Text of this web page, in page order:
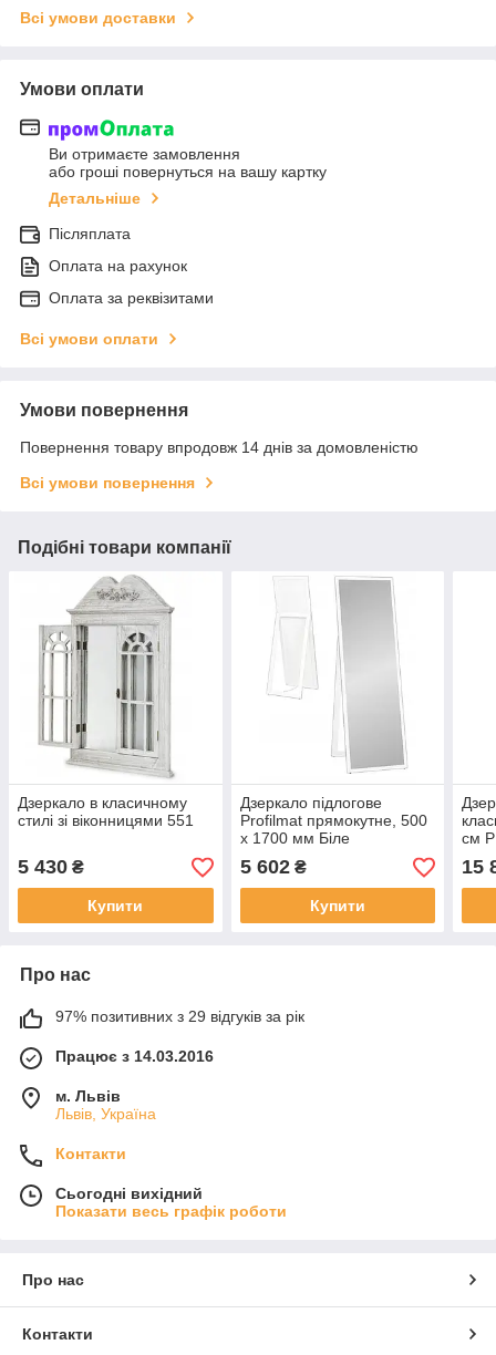
Всі умови доставки
Умови оплати
Ви отримаєте замовлення
або гроші повернуться на вашу картку
Детальніше
Післяплата
Оплата на рахунок
Оплата за реквізитами
Всі умови оплати
Умови повернення
Повернення товару впродовж 14 днів за домовленістю
Всі умови повернення
Подібні товари компанії
Дзеркало в класичному
стилі зі віконницями 551
5 430 ₴
Купити
Дзеркало підлогове
Profilmat прямокутне, 500
x 1700 мм Біле
5 602₴
Купити
см
15
Про нас
97% позитивних з 29 відгуків за рік
Працює з 14.03.2016
м. Львів
Львів, Україна
Контакти
Сьогодні вихідний
Показати весь графік роботи
Про нас
Контакти